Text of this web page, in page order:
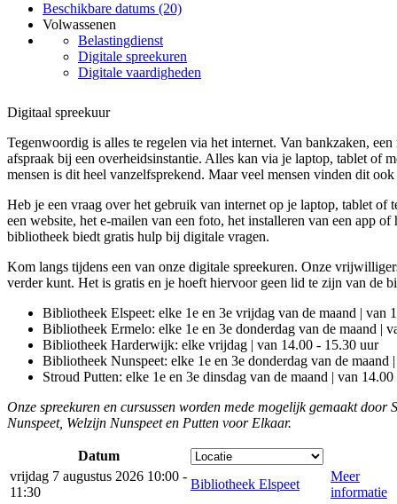
Beschikbare datums (20)
Volwassenen
Belastingdienst
Digitale spreekuren
Digitale vaardigheden
Digitaal spreekuur
Tegenwoordig is alles te regelen via het internet. Van bankzaken,
afspraak bij een overheidsinstantie. Alles kan via je laptop, tablet of
mensen is dit heel vanzelfsprekend. Maar veel mensen vinden dit
Heb je een vraag over het gebruik van internet op je laptop, tablet of
een website, het e-mailen van een foto, het installeren van een app
bibliotheek biedt gratis hulp bij digitale vragen.
Kom langs tijdens een van onze digitale spreekuren. Onze
verder kunt. Het is gratis en je hoeft hiervoor geen lid te zijn van de
Bibliotheek Elspeet: elke 1e en 3e vrijdag van de maand | van
Bibliotheek Ermelo: elke 1e en 3e donderdag van de maand |
Bibliotheek Harderwijk: elke vrijdag | van 14.00 - 15.30 uur
Bibliotheek Nunspeet: elke 1e en 3e donderdag van de maand
Stroud Putten: elke 1e en 3e dinsdag van de maand | van
Onze spreekuren en cursussen worden mede mogelijk gemaakt door
Nunspeet, Welzijn Nunspeet en Putten voor Elkaar.
Datum
vrijdag 7 augustus 2026 10:00 -
11:30
Bibliotheek Elspeet
Meer
informatie